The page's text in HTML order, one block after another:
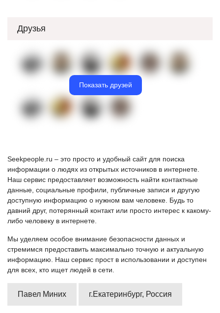
Друзья
Показать друзей
Seekpeople.ru – это просто и удобный сайт для поиска
информации о людях из открытых источников в интернете.
Наш сервис предоставляет возможность найти контактные
данные, социальные профили, публичные записи и другую
доступную информацию о нужном вам человеке. Будь то
давний друг, потерянный контакт или просто интерес к какому-
либо человеку в интернете.
Мы уделяем особое внимание безопасности данных и
стремимся предоставить максимально точную и актуальную
информацию. Наш сервис прост в использовании и доступен
для всех, кто ищет людей в сети.
Павел Миних г.Екатеринбург, Россия